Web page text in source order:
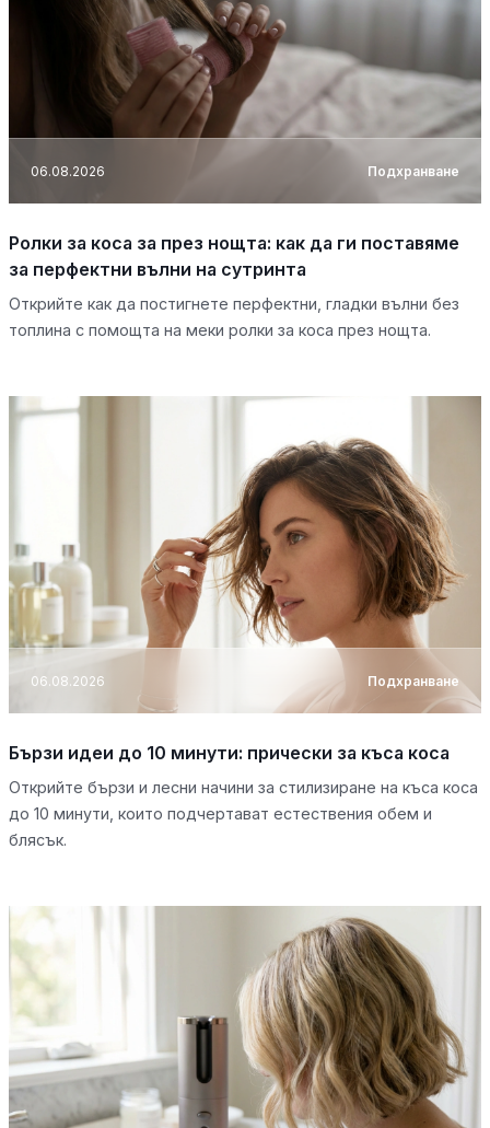
06.08.2026 Подхранване
Ролки за коса за през нощта: как да ги поставяме
за перфектни вълни на сутринта
Открийте как да постигнете перфектни, гладки вълни без
топлина с помощта на меки ролки за коса през нощта.
06.08.2026 Подхранване
Бързи идеи до 10 минути: прически за къса коса
Открийте бързи и лесни начини за стилизиране на къса коса
до 10 минути, които подчертават естествения обем и
блясък.